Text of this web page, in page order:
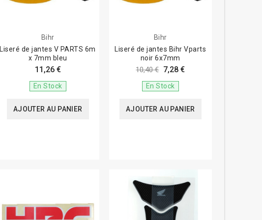
Bihr
Liseré de jantes V PARTS 6m
x 7mm bleu
11,26 €
En Stock
AJOUTER AU PANIER
Bihr
Liseré de jantes Bihr Vparts
noir 6x7mm
10,40 € 7,28 €
En Stock
AJOUTER AU PANIER